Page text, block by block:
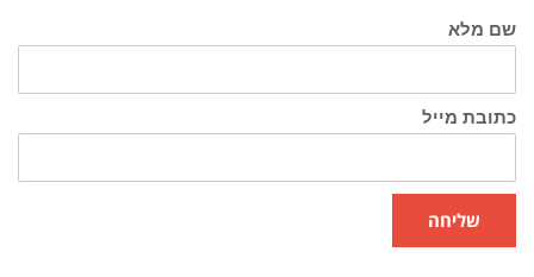
שם מלא
כתובת מייל
שליחה